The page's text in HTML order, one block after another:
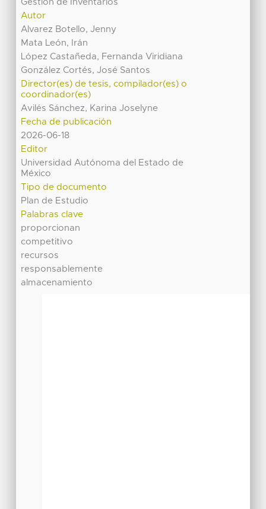
Gestión de Inventarios
Autor
Alvarez Botello, Jenny
Mata León, Irán
López Castañeda, Fernanda Viridiana
González Cortés, José Santos
Director(es) de tesis, compilador(es) o
coordinador(es)
Avilés Sánchez, Karina Joselyne
Fecha de publicación
2026-06-18
Editor
Universidad Autónoma del Estado de
México
Tipo de documento
Plan de Estudio
Palabras clave
proporcionan
competitivo
recursos
responsablemente
almacenamiento